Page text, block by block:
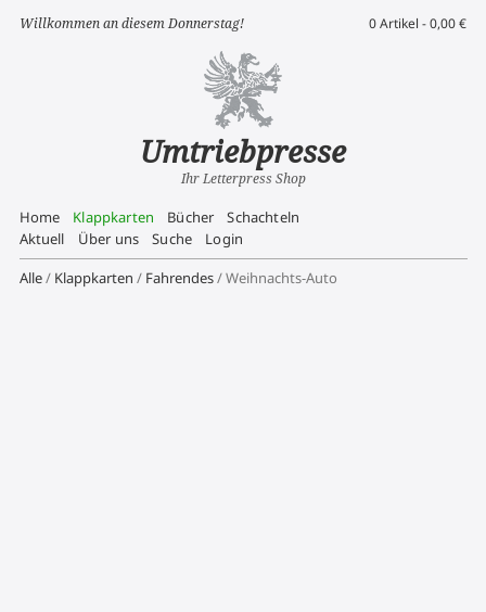
Willkommen an diesem Donnerstag!
Umtriebpresse
Ihr Letterpress Shop
0 Artikel -0,00€
Home Klappkarten Bücher
Schachteln
Aktuell
Über uns Suche
Login
Alle/ Klappkarten / Fahrendes/ Weihnachts-Auto